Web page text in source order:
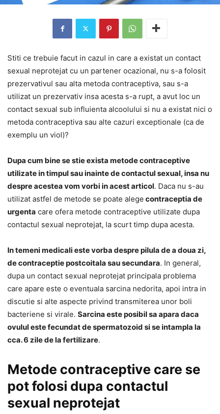
Stiti ce trebuie facut in cazul in care a existat un contact
sexual neprotejat cu un partener ocazional, nu s-a folosit
prezervativul sau alta metoda contraceptiva, sau s-a
utilizat un prezervativ insa acesta s-a rupt, a avut loc un
contact sexual sub influienta alcoolului si nu a existat nici o
metoda contraceptiva sau alte cazuri exceptionale (ca de
exemplu un viol)?
Dupa cum bine se stie exista metode contraceptive
utilizate in timpul sau inainte de contactul sexual, insa nu
despre acestea vom vorbi in acest articol. Daca nu s-au
utilizat astfel de metode se poate alege contraceptia de
urgenta care ofera metode contraceptive utilizate dupa
contactul sexual neprotejat, la scurt timp dupa acesta.
In temeni medicali este vorba despre pilula de a doua zi,
de contraceptie postcoitala sau secundara. In general,
dupa un contact sexual neprotejat principala problema
care apare este o eventuala sarcina nedorita, apoi intra in
discutie si alte aspecte privind transmiterea unor boli
bacteriene si virale. Sarcina este posibil sa apara daca
ovulul este fecundat de spermatozoid si se intampla la
cca. 6 zile de la fertilizare.
Metode contraceptive care se
pot folosi dupa contactul
sexual neprotejat